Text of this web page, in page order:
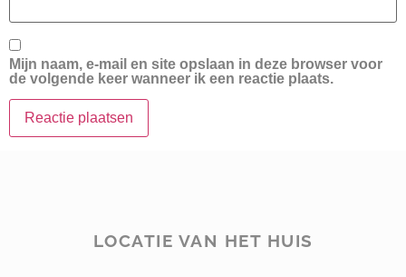
Mijn naam, e-mail en site opslaan in deze browser voor
de volgende keer wanneer ik een reactie plaats.
LOCATIE VAN HET HUIS